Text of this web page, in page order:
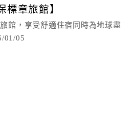
other Western and Asian food
a restaurant and arrange for
標章旅館】
館，享受舒適住宿同時為地球盡
01/05